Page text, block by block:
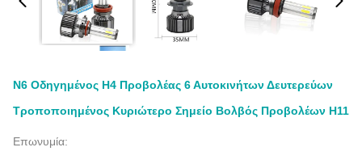
N6 Οδηγημένος H4 Προβολέας 6 Αυτοκινήτων Δευτερεύων
Τροποποιημένος Κυριώτερο Σημείο Βολβός Προβολέων H11
Επωνυμία: